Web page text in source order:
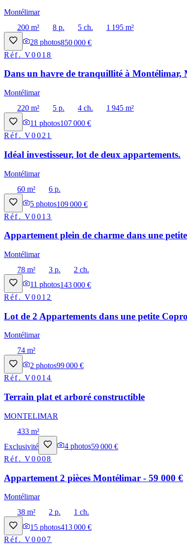
Montélimar
200 m²
8 p. 5 ch.
1 195 m²
28 photos850 000 €
Réf.V0018
Dans un havre de tranquillité à Montélimar,
Montélimar
220 m²
5 p. 4 ch.
1 945 m²
11 photos107 000 €
Réf.V0021
Idéal investisseur, lot de deux appartements.
Montélimar
60 m²
6 p.
5 photos109 000 €
Réf.V0013
Appartement plein de charme dans une
Montélimar
78 m²
3 p.
2 ch.
11 photos143 000 €
Réf.V0012
Lot de 2 Appartements dans une petite
Montélimar
74 m²
2 photos99 000 €
Réf.V0014
Terrain plat et arboré constructible
MONTELIMAR
433 m²
Exclusivité
4 photos59 000 €
Réf.V0008
Appartement 2 pièces Montélimar - 59 000 €
Montélimar
38 m²
2 p.
1 ch.
15 photos413 000 €
Réf.V0007